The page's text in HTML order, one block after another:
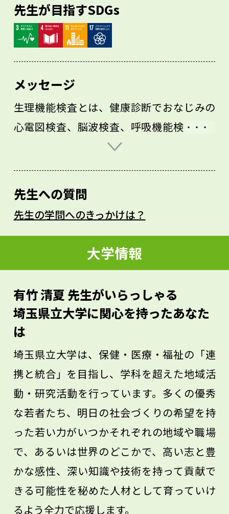
先生が目指すSDGs
メッセージ
生理機能検査とは、健康診断でおなじみの
心電図検査、脳波検査、呼吸機能検査、画
像検査など、患者さんを直接調べる臨床検
手法だけでなく、検査結果の解釈や臨床・
研究への応用について学んでいきます。
私自身は、主に睡眠中の時間感覚、運動と
睡眠、女性の睡眠をテーマに研究を行って
います。あなたが生理機能検査や睡眠につ
大学で一緒に学びましょう。
先生への質問
先生の学問へのきっかけは？
大学情報
有竹 清夏 先生がいらっしゃる
埼玉県立大学に関心を持ったあなた
は
埼玉県立大学は、保健・医療・福祉の「連
携と統合」を目指し、学科を超えた地域活
動・研究活動を行っています。多くの優秀
な若者たち、明日の社会づくりの希望を持
った若い力がいつかそれぞれの地域や職場
で、あるいは世界のどこかで、高い志と豊
かな感性、深い知識や技術を持って貢献で
きる可能性を秘めた人材として育っていけ
るよう全力で応援します。